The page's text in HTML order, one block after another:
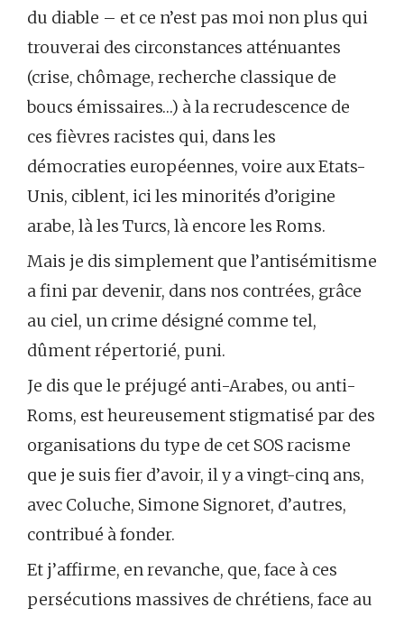
du diable – et ce n’est pas moi non plus qui
trouverai des circonstances atténuantes
(crise, chômage, recherche classique de
boucs émissaires…) à la recrudescence de
ces fièvres racistes qui, dans les
démocraties européennes, voire aux Etats-
Unis, ciblent, ici les minorités d’origine
arabe, là les Turcs, là encore les Roms.
Mais je dis simplement que l’antisémitisme
a fini par devenir, dans nos contrées, grâce
au ciel, un crime désigné comme tel,
dûment répertorié, puni.
Je dis que le préjugé anti-Arabes, ou anti-
Roms, est heureusement stigmatisé par des
organisations du type de cet SOS racisme
que je suis fier d’avoir, il y a vingt-cinq ans,
avec Coluche, Simone Signoret, d’autres,
contribué à fonder.
Et j’affirme, en revanche, que, face à ces
persécutions massives de chrétiens, face au